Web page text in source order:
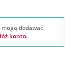
dodawać
konto.